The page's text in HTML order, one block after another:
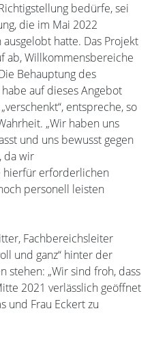
bedürfe, sei
die im Mai 2022
hatte. Das Projekt
ab, Willkommensbereiche
Behauptung des
auf dieses Angebot
entspreche, so
„Wir haben uns
und uns bewusst gegen
da wir
erforderlichen
personell leisten
Fachbereichsleiter
und ganz“ hinter der
„Wir sind froh, dass
2021 verlässlich geöffnet
und Frau Eckert zu